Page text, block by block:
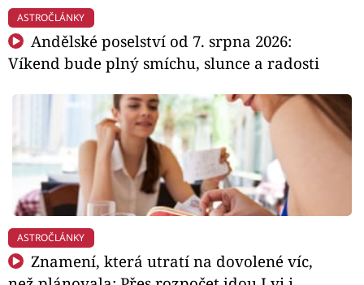
ASTROČLÁNKY
Andělské poselství od 7. srpna 2026:
Víkend bude plný smíchu, slunce a radosti
ASTROČLÁNKY
Znamení, která utratí na dovolené víc,